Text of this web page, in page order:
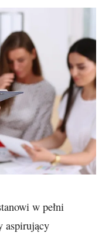
w pełni
aspirujący